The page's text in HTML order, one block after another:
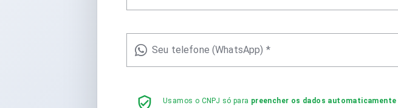
Seu telefone (WhatsApp) *
Usamos o CNPJ só para preencher os dados automaticamente